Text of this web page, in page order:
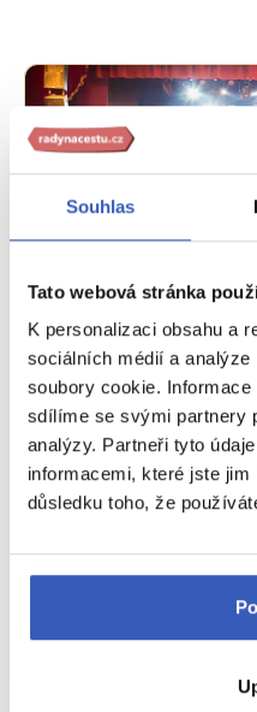
Souhlas
Tato webová stránka
K personalizaci obsahu a
sociálních médií a
soubory cookie.
sdílíme se svými partnery
analýzy. Partneři tyto
informacemi, které jste
důsledku toho, že
Oblíbená místa
Broadway a její
znamenají svět
47202 přečtení